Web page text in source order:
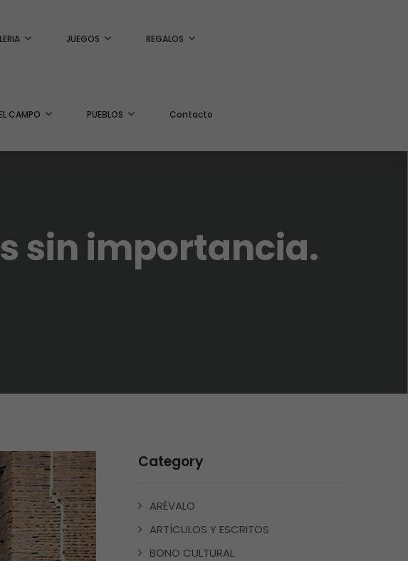
JUEGOS REGALOS
CAMPO PUEBLOS Contacto
sin importancia.
Category
ARÉVALO
ARTÍCULOS Y ESCRITOS
BONO CULTURAL